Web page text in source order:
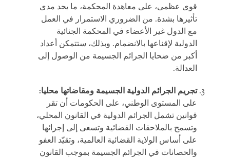
قوى عظمى، على معاهدة المحكمة، ما يحد مدى
تأثيرها بشدة. من الضروري الاستمرار في العمل
مع الدول غير الأعضاء في المحكمة الجنائية
الدولية لإقناعها بالانضمام. وبذلك، ستتمكن أعداد
أكبر من ضحايا الجرائم الجسيمة من الوصول إلى
العدالة.
تجريم الجرائم الدولية الجسيمة ومقاضاتها محليا:
على المستوى الوطني، على الحكومات أن تقر
قوانين تشمل الجرائم الدولية في القانون المحلي،
وتسمح بالملاحقات القضائية وتسعى إلى إجرائها
على أساس الولاية القضائية العالمية، وتقيّد العفو
والحصانات في الجرائم الجسيمة بموجب القانون